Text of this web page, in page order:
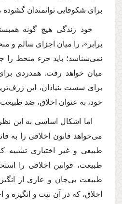
برای شكوفایی توانمندان
خود زندگی هیچ گونه
برابر»، را میان اجزای سالم و
نمی‌شناسد؛ باید جزء منحط را
میان خواهد رفت. همدردی
برای سست بنیادان،‌ این
خود،‌ به عنوان اخلاق، ضد
‌اما اشكال اساسی به این
می‌خواهد قانون اخلاقی را به
طبیعی و غیر اختیاری تشبیه
طبیعت، قوانین اخلاقی را
طبیعت بی‌جان و عاری از
اخلاق،‌ كه در آن نیت و انگیزه